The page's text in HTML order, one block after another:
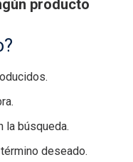
producto
la búsqueda.
deseado.
jordan
hombre
nike